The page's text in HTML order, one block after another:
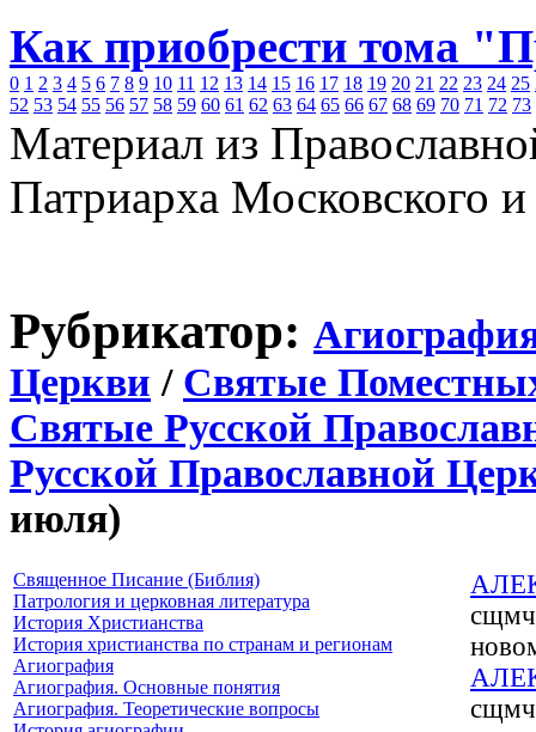
Как приобрести тома
0 1 2 3 4 5 6 7 8 9 10 11 12 13 14 15 16 17 18 19 20 21 22 23 24 25
52 53 54 55 56 57 58 59 60 61 62 63 64 65 66 67 68 69 70 71 72 73
Материал из
Патриарха Московского
Рубрикатор:
Церкви / Святые
Святые Русской
Русской Православной
июля)
Священное Писание (Библия)
Патрология и церковная литература
История Христианства
История христианства по странам и регионам
Агиография
Агиография. Основные понятия
Агиография. Теоретические вопросы